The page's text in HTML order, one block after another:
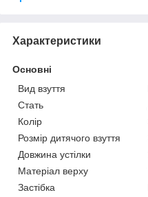
Характеристики
Основні
Вид взуття
Стать
Колір
Розмір дитячого взуття
Довжина устілки
Матеріал верху
Застібка